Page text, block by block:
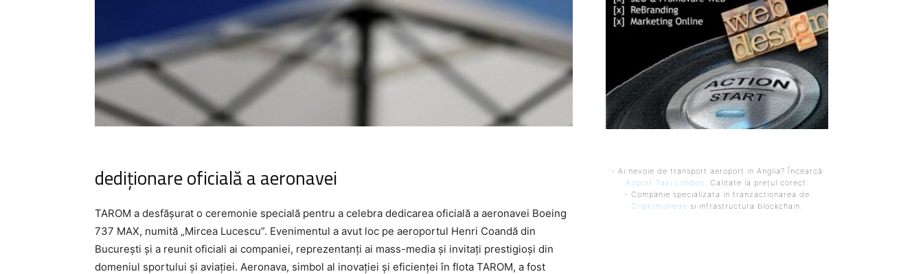
dediționare oficială a aeronavei
TAROM a desfășurat o ceremonie specială pentru a celebra dedicarea oficială a aeronavei Boeing
737 MAX, numită „Mircea Lucescu”. Evenimentul a avut loc pe aeroportul Henri Coandă din
București și a reunit oficiali ai companiei, reprezentanți ai mass-media și invitați prestigioși din
domeniul sportului și aviației. Aeronava, simbol al inovației și eficienței în flota TAROM, a fost
- Ai nevoie de transport aeroport in Anglia? Încearcă
Airport Taxi London. Calitate la prețul corect.
- Companie specializata in tranzactionarea de
Criptomonede si infrastructura blockchain.